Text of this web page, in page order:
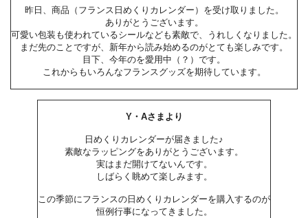
昨日、商品（フランス日めくりカレンダー）を受け取りました。
ありがとうございます。
可愛い包装も使われているシールなども素敵で、うれしくなりました。
まだ先のことですが、新年から読み始めるのがとても楽しみです。
目下、今年のを愛用中（？）です。
これからもいろんなフランスグッズを期待しています。
Y・Aさまより
日めくりカレンダーが届きました♪
素敵なラッピングをありがとうございます。
実はまだ開けてないんです。
しばらく眺めて楽しみます。
この季節にフランスの日めくりカレンダーを購入するのが
恒例行事になってきました。